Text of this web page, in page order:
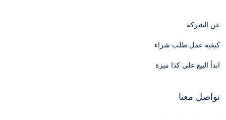
عن الشركة
كيفية عمل طلب شراء
ابدأ البيع علي كذا ميزة
تواصل معنا